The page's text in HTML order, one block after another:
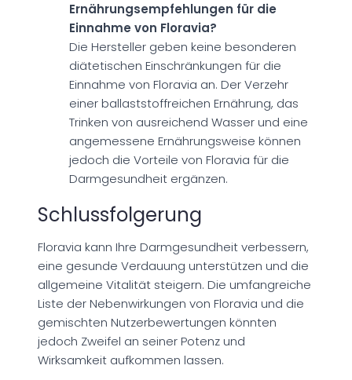
Ernährungsempfehlungen für die
Einnahme von Floravia?
Die Hersteller geben keine besonderen
diätetischen Einschränkungen für die
Einnahme von Floravia an. Der Verzehr
einer ballaststoffreichen Ernährung, das
Trinken von ausreichend Wasser und eine
angemessene Ernährungsweise können
jedoch die Vorteile von Floravia für die
Darmgesundheit ergänzen.
Schlussfolgerung
Floravia kann Ihre Darmgesundheit verbessern,
eine gesunde Verdauung unterstützen und die
allgemeine Vitalität steigern. Die umfangreiche
Liste der Nebenwirkungen von Floravia und die
gemischten Nutzerbewertungen könnten
jedoch Zweifel an seiner Potenz und
Wirksamkeit aufkommen lassen.